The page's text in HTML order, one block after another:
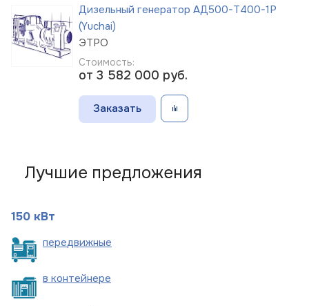
Дизельный генератор АД500-Т400-1Р
(Yuchai)
ЭТРО
Стоимость:
от 3 582 000 руб.
Заказать
Лучшие предложения
150 кВт
передвижные
в контейнере